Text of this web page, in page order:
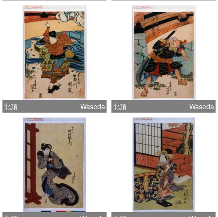
北頂 Waseda 北頂 Waseda